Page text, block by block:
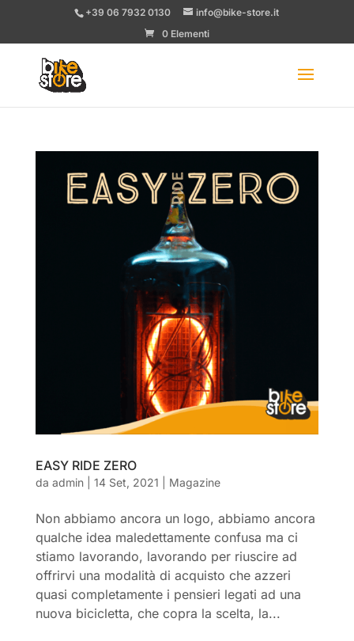
+39 06 7932 0130
info@bike-store.it
0 Elementi
EASY RIDE ZERO
da admin| 14 Set, 2021 Magazine
Non abbiamo ancora un logo, abbiamo ancora
qualche idea maledettamente confusa ma ci
stiamo lavorando, lavorando per riuscire ad
offrirvi una modalità di acquisto che azzeri
quasi completamente i pensieri legati ad una
nuova bicicletta, che copra la scelta, la...